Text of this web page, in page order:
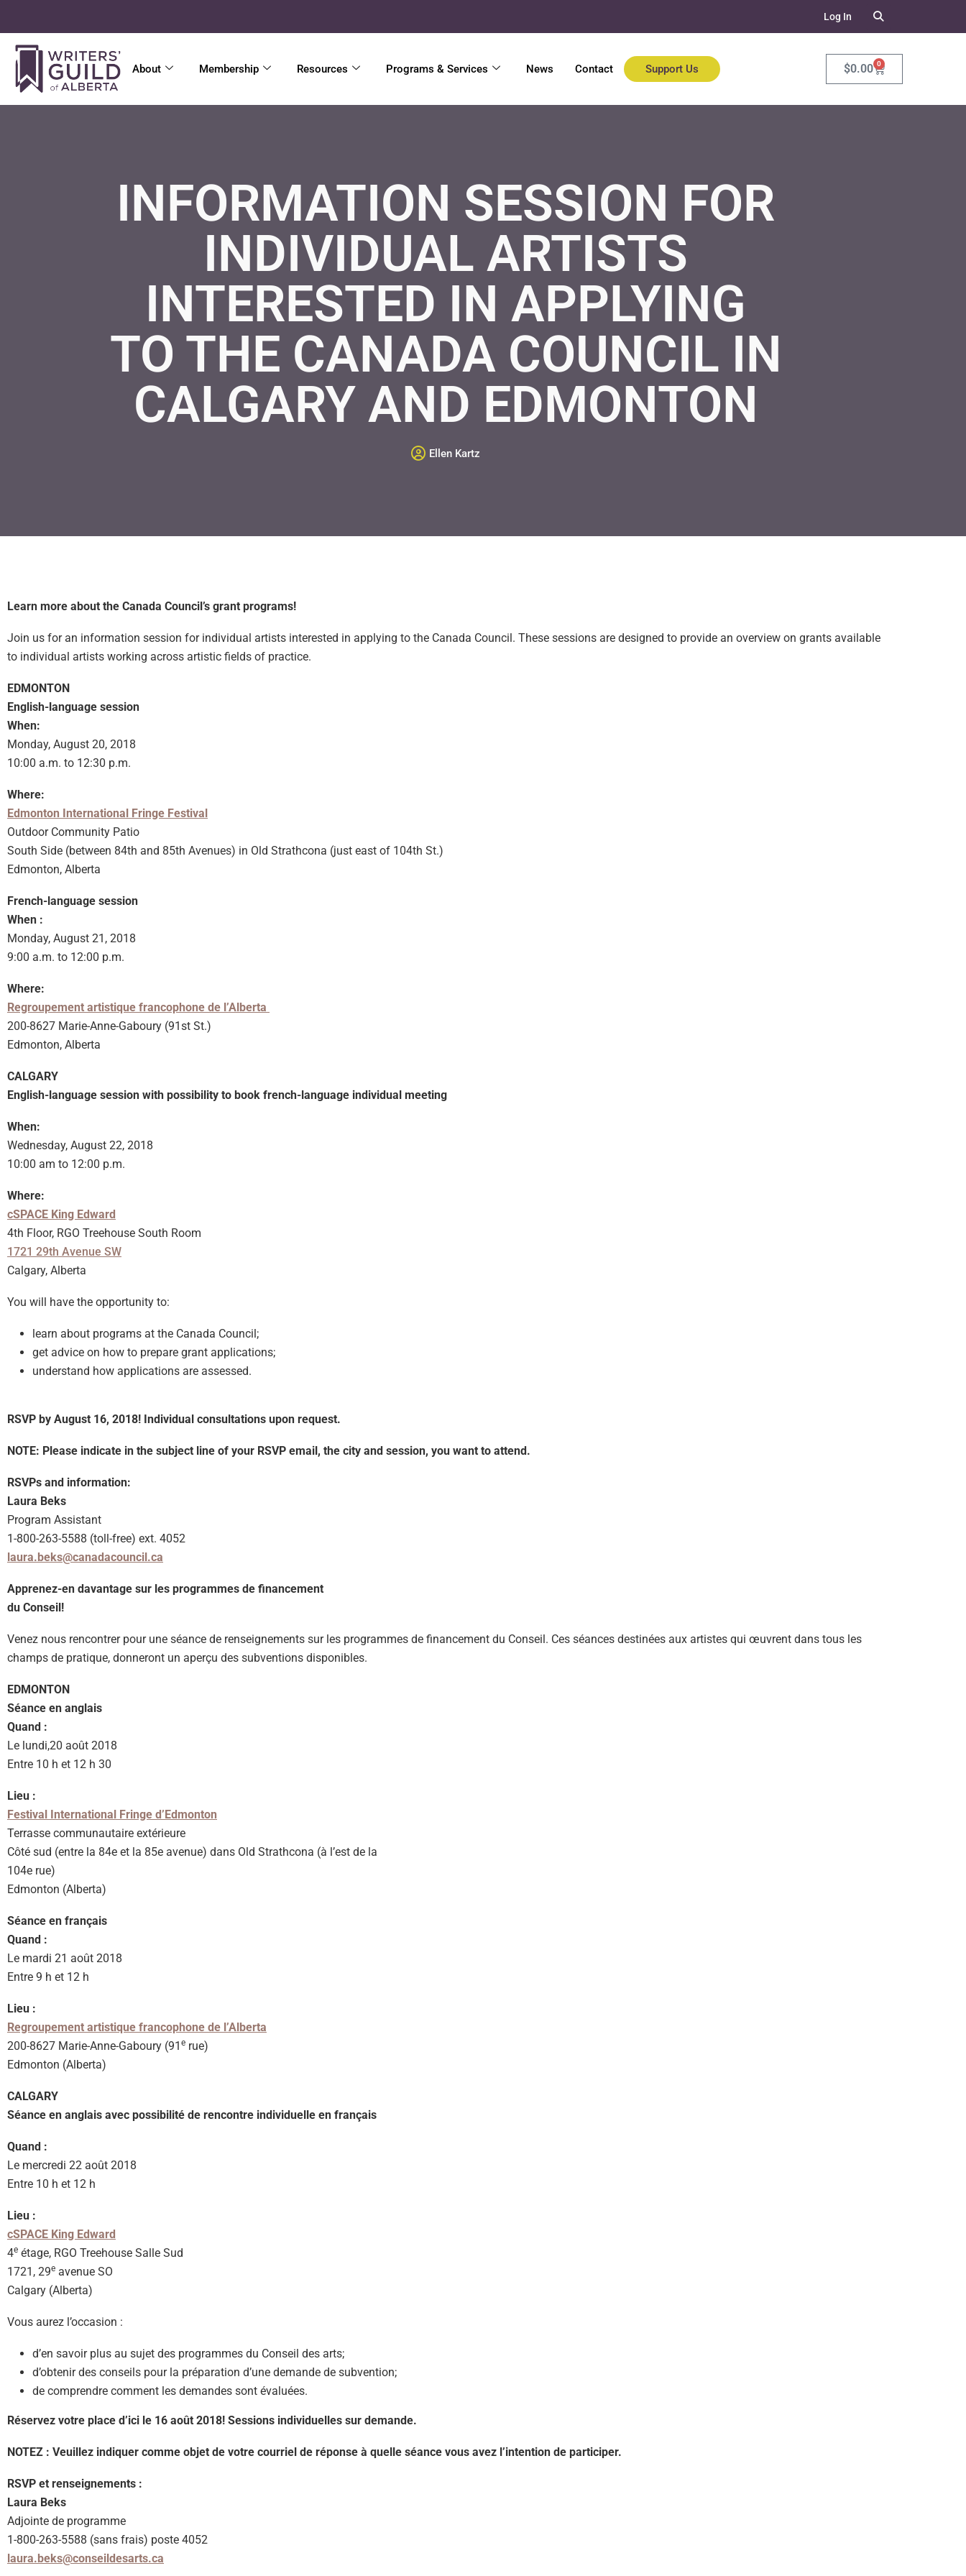
Log In
About Membership Resources Programs & Services News Contact Support Us $0.00 0
INFORMATION SESSION FOR
INDIVIDUAL ARTISTS
INTERESTED IN APPLYING
TO THE CANADA COUNCIL IN
CALGARY AND EDMONTON
Ellen Kartz
Learn more about the Canada Council’s grant programs!
Join us for an information session for individual artists interested in applying to the Canada Council. These sessions are designed to provide an overview on grants available
to individual artists working across artistic fields of practice.
EDMONTON
English-language session
When:
Monday, August 20, 2018
10:00 a.m. to 12:30 p.m.
Where:
Edmonton International Fringe Festival
Outdoor Community Patio
South Side (between 84th and 85th Avenues) in Old Strathcona (just east of 104th St.)
Edmonton, Alberta
French-language session
When :
Monday, August 21, 2018
9:00 a.m. to 12:00 p.m.
Where:
Regroupement artistique francophone de l’Alberta
200-8627 Marie-Anne-Gaboury (91st St.)
Edmonton, Alberta
CALGARY
English-language session with possibility to book french-language individual meeting
When:
Wednesday, August 22, 2018
10:00 am to 12:00 p.m.
Where:
cSPACE King Edward
4th Floor, RGO Treehouse South Room
1721 29th Avenue SW
Calgary, Alberta
You will have the opportunity to:
learn about programs at the Canada Council;
get advice on how to prepare grant applications;
understand how applications are assessed.
RSVP by August 16, 2018! Individual consultations upon request.
NOTE: Please indicate in the subject line of your RSVP email, the city and session, you want to attend.
RSVPs and information:
Laura Beks
Program Assistant
1-800-263-5588 (toll-free) ext. 4052
laura.beks@canadacouncil.ca
Apprenez-en davantage sur les programmes de financement
du Conseil!
Venez nous rencontrer pour une séance de renseignements sur les programmes de financement du Conseil. Ces séances destinées aux artistes qui œuvrent dans tous les
champs de pratique, donneront un aperçu des subventions disponibles.
EDMONTON
Séance en anglais
Quand :
Le lundi,20 août 2018
Entre 10 h et 12 h 30
Lieu :
Festival International Fringe d’Edmonton
Terrasse communautaire extérieure
Côté sud (entre la 84e et la 85e avenue) dans Old Strathcona (à l’est de la
104e rue)
Edmonton (Alberta)
Séance en français
Quand :
Le mardi 21 août 2018
Entre 9 h et 12 h
Lieu :
Regroupement artistique francophone de l’Alberta
200-8627 Marie-Anne-Gaboury (91 e rue)
Edmonton (Alberta)
CALGARY
Séance en anglais avec possibilité de rencontre individuelle en français
Quand :
Le mercredi 22 août 2018
Entre 10 h et 12 h
Lieu :
cSPACE King Edward
4e étage, RGO Treehouse Salle Sud
1721, 29e avenue SO
Calgary (Alberta)
Vous aurez l’occasion :
d’en savoir plus au sujet des programmes du Conseil des arts;
d’obtenir des conseils pour la préparation d’une demande de subvention;
de comprendre comment les demandes sont évaluées.
Réservez votre place d’ici le 16 août 2018! Sessions individuelles sur demande.
NOTEZ : Veuillez indiquer comme objet de votre courriel de réponse à quelle séance vous avez l’intention de participer.
RSVP et renseignements :
Laura Beks
Adjointe de programme
1-800-263-5588 (sans frais) poste 4052
laura.beks@conseildesarts.ca